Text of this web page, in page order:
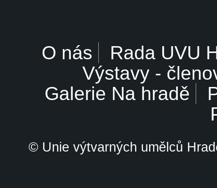
O nás
Rada UVU
Výstavy -
Galerie Na hradě
© Unie výtvarných umělců